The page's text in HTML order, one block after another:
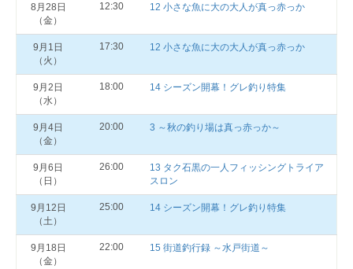
8月28日
（金）
12:30 12 小さな魚に大の大人が真っ赤っか
9月1日
（火）
17:30 12 小さな魚に大の大人が真っ赤っか
9月2日
（水）
18:00 14 シーズン開幕！グレ釣り特集
9月4日
（金）
20:00 3 ～秋の釣り場は真っ赤っか～
9月6日
（日）
26:00
13 タク石黒の一人フィッシングトライア
スロン
9月12日
（土）
25:00 14 シーズン開幕！グレ釣り特集
9月18日
（金）
22:00 15 街道釣行録 ～水戸街道～